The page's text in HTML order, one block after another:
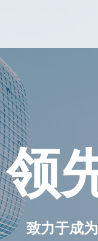
领
致力于成